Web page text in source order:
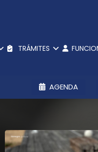
TRÁMITES
AGENDA